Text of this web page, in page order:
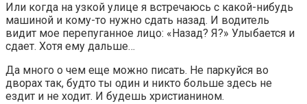
Или когда на узкой улице я встречаюсь с какой-нибудь
машиной и кому-то нужно сдать назад. И водитель
видит мое перепуганное лицо: «Назад? Я?» Улыбается и
сдает. Хотя ему дальше…
Да много о чем еще можно писать. Не паркуйся во
дворах так, будто ты один и никто больше здесь не
ездит и не ходит. И будешь христианином.